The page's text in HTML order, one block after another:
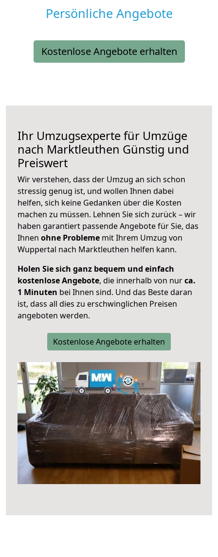
Persönliche Angebote
Kostenlose Angebote erhalten
Ihr Umzugsexperte für Umzüge
nach Marktleuthen Günstig und
Preiswert
Wir verstehen, dass der Umzug an sich schon
stressig genug ist, und wollen Ihnen dabei
helfen, sich keine Gedanken über die Kosten
machen zu müssen. Lehnen Sie sich zurück – wir
haben garantiert passende Angebote für Sie, das
Ihnen ohne Probleme mit Ihrem Umzug von
Wuppertal nach Marktleuthen helfen kann.
Holen Sie sich ganz bequem und einfach
kostenlose Angebote, die innerhalb von nurca.
1 Minuten bei Ihnen sind. Und das Beste daran
ist, dass all dies zu erschwinglichen Preisen
angeboten werden.
Kostenlose Angebote erhalten